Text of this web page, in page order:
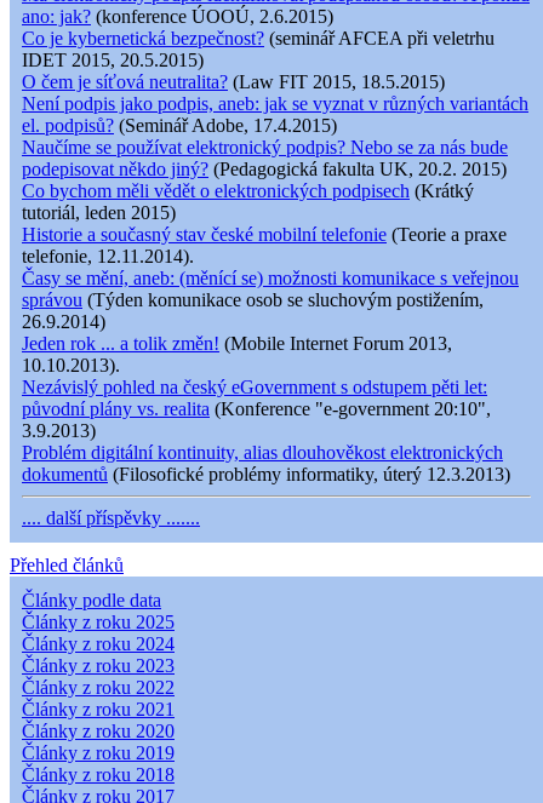
ano: jak? (konference ÚOOÚ, 2.6.2015)
Co je kybernetická bezpečnost? (seminář AFCEA při veletrhu
IDET 2015, 20.5.2015)
O čem je síťová neutralita? (Law FIT 2015, 18.5.2015)
Není podpis jako podpis, aneb: jak se vyznat v různých variantách
el. podpisů? (Seminář Adobe, 17.4.2015)
Naučíme se používat elektronický podpis? Nebo se za nás bude
podepisovat někdo jiný? (Pedagogická fakulta UK, 20.2. 2015)
Co bychom měli vědět o elektronických podpisech (Krátký
tutoriál, leden 2015)
Historie a současný stav české mobilní telefonie (Teorie a praxe
telefonie, 12.11.2014).
Časy se mění, aneb: (měnící se) možnosti komunikace s veřejnou
správou (Týden komunikace osob se sluchovým postižením,
26.9.2014)
Jeden rok ... a tolik změn! (Mobile Internet Forum 2013,
10.10.2013).
Nezávislý pohled na český eGovernment s odstupem pěti let:
původní plány vs. realita (Konference "e-government 20:10",
3.9.2013)
Problém digitální kontinuity, alias dlouhověkost elektronických
dokumentů (Filosofické problémy informatiky, úterý 12.3.2013)
.... další příspěvky .......
Přehled článků
Články podle data
Články z roku 2025
Články z roku 2024
Články z roku 2023
Články z roku 2022
Články z roku 2021
Články z roku 2020
Články z roku 2019
Články z roku 2018
Články z roku 2017